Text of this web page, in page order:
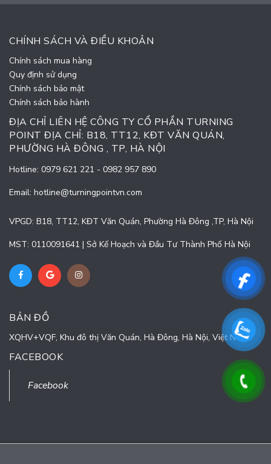
CHÍNH SÁCH VÀ ĐIỀU KHOẢN
Chính sách mua hàng
Quy định sử dụng
Chính sách bảo mật
Chính sách bảo hành
ĐỊA CHỈ LIÊN HỆ CÔNG TY CỔ PHẦN TURNING
POINT ĐỊA CHỈ: B18, TT12, KĐT VĂN QUÁN,
PHƯỜNG HÀ ĐÔNG , TP, HÀ NỘI
Hotline: 0979 621 221 - 0982 957 890
Email: hotline@turningpointvn.com
VPGD: B18, TT12, KĐT Văn Quán, Phường Hà Đông ,TP, Hà Nội
MST: 0110091641 | Sở Kế Hoạch và Đầu Tư Thành Phố Hà Nội
BẢN ĐỒ
XQHV+VQF, Khu đô thị Văn Quán, Hà Đông, Hà Nội, Việt Nam
FACEBOOK
Facebook